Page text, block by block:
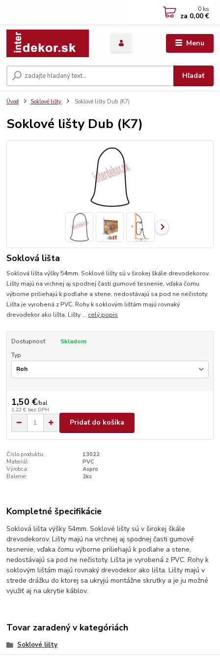
Menu
Hľadať
0 ks
za 0,00 €
Úvod Soklové lišty Soklové lišty Dub (K7)
Soklové lišty Dub (K7)
Soklová lišta
Soklová lišta výšky 54mm. Soklové lišty sú v širokej škále drevodekorov.
Lišty majú na vrchnej aj spodnej časti gumové tesnenie, vďaka čomu
výborne priliehajú k podlahe a stene, nedostávajú sa pod ne nečistoty.
Lišta je vyrobená z PVC. Rohy k soklovým lištám majú rovnaký
drevodekor ako lišta. Lišty ... celý popis
Dostupnosť
Skladom
Typ
1,50 €/bal
1,22 € bez DPH
Pridať do košíka
Číslo produktu:
13022
Materiál:
PVC
Výrobca:
Aspro
Balenie:
2ks
Kompletné špecifikácie
Soklová lišta výšky 54mm. Soklové lišty sú v širokej škále
drevodekorov. Lišty majú na vrchnej aj spodnej časti gumové
tesnenie, vďaka čomu výborne priliehajú k podlahe a stene,
nedostávajú sa pod ne nečistoty. Lišta je vyrobená z PVC. Rohy k
soklovým lištám majú rovnaký drevodekor ako lišta. Lišty majú v
strede drážku do ktorej sa ukryjú montážne skrutky a je ju možné
využiť aj na ukrytie káblov.
Tovar zaradený v kategóriách
Soklové lišty